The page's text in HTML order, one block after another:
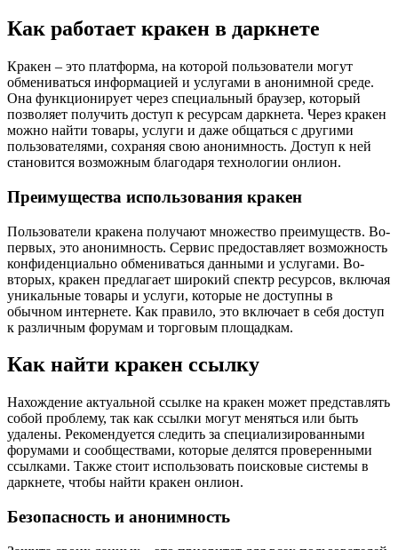
Как работает кракен в даркнете
Кракен – это платформа, на которой пользователи могут
обмениваться информацией и услугами в анонимной среде.
Она функционирует через специальный браузер, который
позволяет получить доступ к ресурсам даркнета. Через кракен
можно найти товары, услуги и даже общаться с другими
пользователями, сохраняя свою анонимность. Доступ к ней
становится возможным благодаря технологии онлион.
Преимущества использования кракен
Пользователи кракена получают множество преимуществ. Во-
первых, это анонимность. Сервис предоставляет возможность
конфиденциально обмениваться данными и услугами. Во-
вторых, кракен предлагает широкий спектр ресурсов, включая
уникальные товары и услуги, которые не доступны в
обычном интернете. Как правило, это включает в себя доступ
к различным форумам и торговым площадкам.
Как найти кракен ссылку
Нахождение актуальной ссылке на кракен может представлять
собой проблему, так как ссылки могут меняться или быть
удалены. Рекомендуется следить за специализированными
форумами и сообществами, которые делятся проверенными
ссылками. Также стоит использовать поисковые системы в
даркнете, чтобы найти кракен онлион.
Безопасность и анонимность